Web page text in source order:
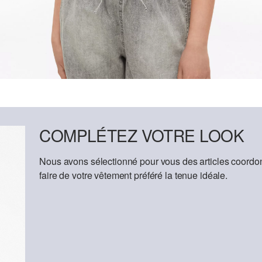
COMPLÉTEZ VOTRE LOOK
Nous avons sélectionné pour vous des articles
faire de votre vêtement préféré la tenue idéale.